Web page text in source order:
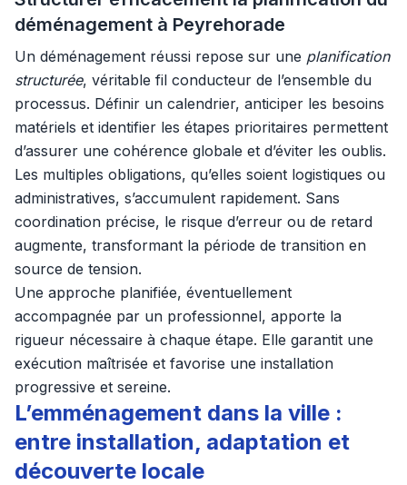
déménagement à Peyrehorade
Un déménagement réussi repose sur une planification
structurée, véritable fil conducteur de l’ensemble du
processus. Définir un calendrier, anticiper les besoins
matériels et identifier les étapes prioritaires permettent
d’assurer une cohérence globale et d’éviter les oublis.
Les multiples obligations, qu’elles soient logistiques ou
administratives, s’accumulent rapidement. Sans
coordination précise, le risque d’erreur ou de retard
augmente, transformant la période de transition en
source de tension.
Une approche planifiée, éventuellement
accompagnée par un professionnel, apporte la
rigueur nécessaire à chaque étape. Elle garantit une
exécution maîtrisée et favorise une installation
progressive et sereine.
L’emménagement dans la ville :
entre installation, adaptation et
découverte locale